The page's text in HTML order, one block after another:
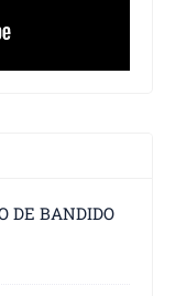
DE BANDIDO